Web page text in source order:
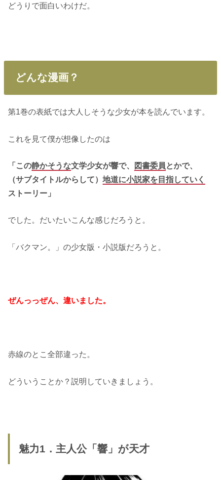
どうりで面白いわけだ。
どんな漫画？
第1巻の表紙では大人しそうな少女が本を読んでいます。
これを見て僕が想像したのは
「この静かそうな文学少女が響で、 図書委員とかで、
（サブタイトルからして）地道に小説家を目指していく
ストーリー」
でした。だいたいこんな感じだろうと。
「バクマン。」の少女版・小説版だろうと。
ぜんっっぜん、違いました。
赤線のとこ全部違った。
どういうことか？説明していきましょう。
魅力1．主人公「響」が天才